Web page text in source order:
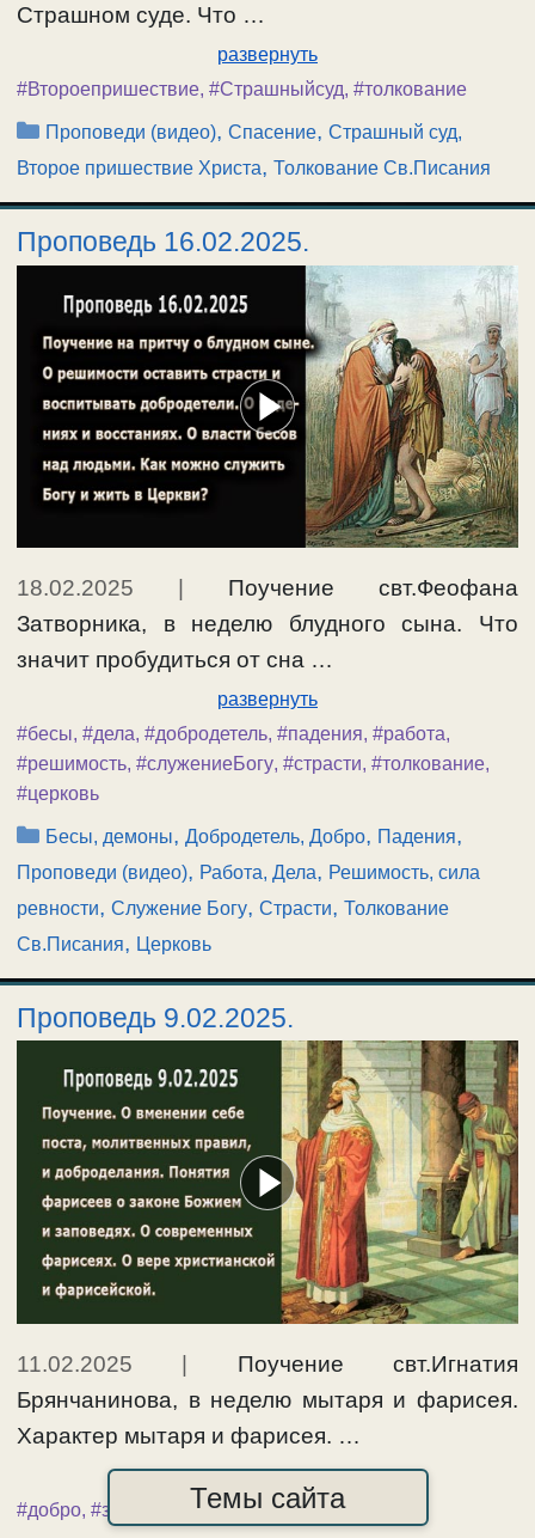
Страшном суде. Что …
развернуть
#Второепришествие, #Страшныйсуд, #толкование
Рубрики
Проповеди (видео),Спасение,Страшный суд,
Второе пришествие Христа, Толкование Св.Писания
Проповедь 16.02.2025.
18.02.2025 | Поучение свт.Феофана
Затворника, в неделю блудного сына. Что
значит пробудиться от сна …
развернуть
#бесы, #дела, #добродетель, #падения, #работа,
#решимость, #служениеБогу, #страсти, #толкование,
#церковь
Рубрики
Бесы, демоны,Добродетель, Добро, Падения,
Проповеди (видео), Работа, Дела, Решимость, сила
ревности, Служение Богу, Страсти, Толкование
Св.Писания, Церковь
Проповедь 9.02.2025.
11.02.2025 | Поучение свт.Игнатия
Брянчанинова, в неделю мытаря и фарисея.
Характер мытаря и фарисея. …
развернуть
#добро, #заповеди #толкование, #фарисеи
Темы сайта